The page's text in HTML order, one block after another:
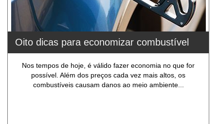
Oito dicas para economizar combustível
Nos tempos de hoje, é válido fazer economia no que for
possível. Além dos preços cada vez mais altos, os
combustíveis causam danos ao meio ambiente...